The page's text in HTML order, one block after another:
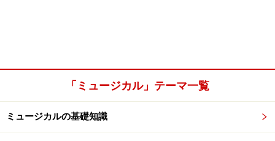
「ミュージカル」テーマ一覧
ミュージカルの基礎知識